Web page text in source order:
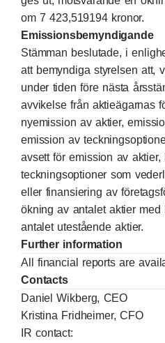
om 7 423,519194 kronor.
Emissionsbemyndigande
Stämman beslutade, i
att bemyndiga styrelsen att,
under tiden före nästa
avvikelse från aktieägarnas
nyemission av aktier,
emission av
avsett för emission av
teckningsoptioner som
eller finansiering av
ökning av antalet aktier
antalet utestående aktier.
Further information
All financial reports are
Contacts
Daniel Wikberg, CEO
Kristina Fridheimer, CFO
IR contact: